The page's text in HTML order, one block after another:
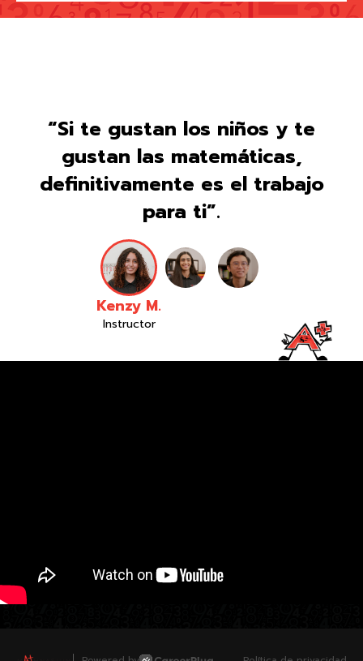
“Si te gustan los niños y te
gustan las matemáticas,
definitivamente es el trabajo
para ti”.
Kenzy M.
Instructor